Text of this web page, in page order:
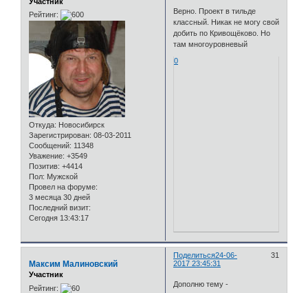
Рейтинг:
Откуда: Новосибирск
Зарегистрирован: 08-03-2011
Сообщений: 11348
Уважение: +3549
Позитив: +4414
Пол: Мужской
Провел на форуме:
3 месяца 30 дней
Последний визит:
Сегодня 13:43:17
Верно. Проект в тильде
классный. Никак не могу свой
добить по Кривощёково. Но
там многоуровневый
0
Поделиться 31
24-06-
2017 23:45:31
Максим Малиновский
Участник
Рейтинг:
Дополню тему -